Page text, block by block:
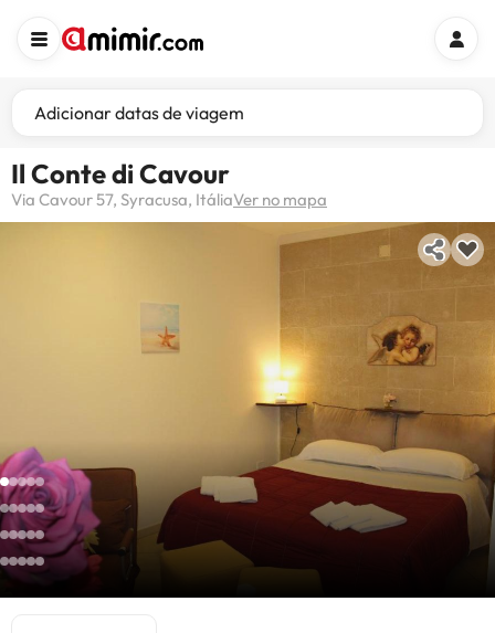
Adicionar datas de viagem
Il Conte di Cavour
Via Cavour 57, Syracusa, ItáliaVer no mapa